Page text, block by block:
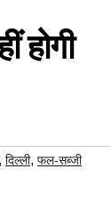
होगी
, दिल्ली, फल-सब्जी